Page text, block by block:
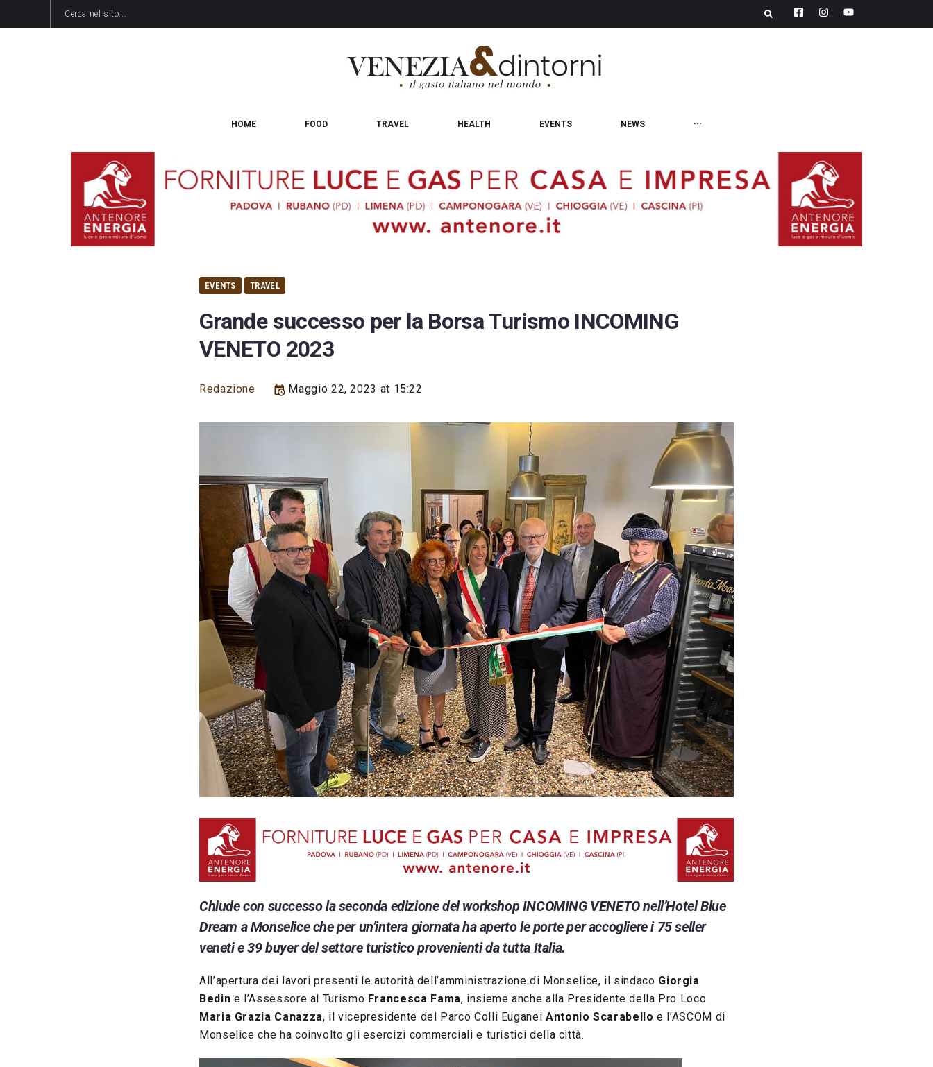
HOME FOOD TRAVEL HEALTH EVENTS NEWS ···
EVENTS TRAVEL
Grande successo per la Borsa Turismo INCOMING
VENETO 2023
Redazione Maggio 22, 2023 at 15:22
Chiude con successo la seconda edizione del workshop INCOMING VENETO nell’Hotel Blue
Dream a Monselice che per un’intera giornata ha aperto le porte per accogliere i 75 seller
veneti e 39 buyer del settore turistico provenienti da tutta Italia.
All’apertura dei lavori presenti le autorità dell’amministrazione di Monselice, il sindaco Giorgia
Bedin e l’Assessore al Turismo Francesca Fama, insieme anche alla Presidente della Pro Loco
Maria Grazia Canazza, il vicepresidente del Parco Colli Euganei Antonio Scarabello e l’ASCOM di
Monselice che ha coinvolto gli esercizi commerciali e turistici della città.